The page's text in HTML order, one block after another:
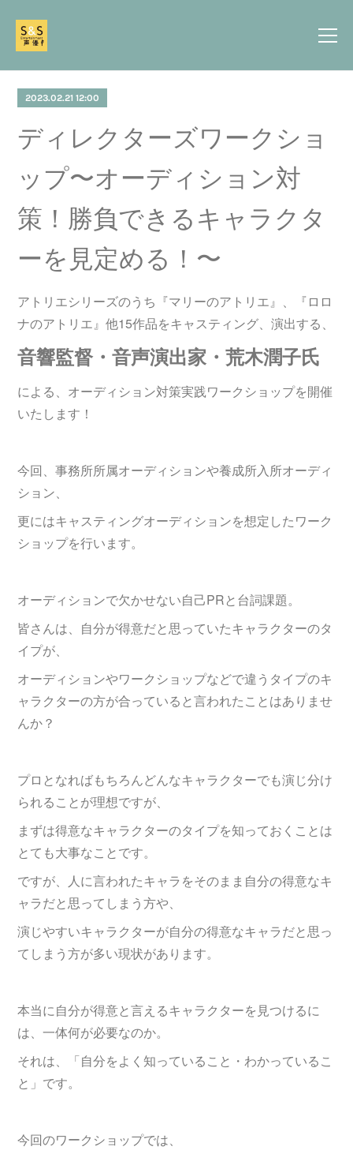
2023.02.21 12:00
ディレクターズワークショ
ップ〜オーディション対
策！勝負できるキャラクタ
ーを見定める！〜
アトリエシリーズのうち『マリーのアトリエ』、『ロロ
ナのアトリエ』他15作品をキャスティング、演出する、
音響監督・音声演出家・荒木潤子氏
による、オーディション対策実践ワークショップを開催
いたします！
今回、事務所所属オーディションや養成所入所オーディ
ション、
更にはキャスティングオーディションを想定したワーク
ショップを行います。
オーディションで欠かせない自己PRと台詞課題。
皆さんは、自分が得意だと思っていたキャラクターのタ
イプが、
オーディションやワークショップなどで違うタイプのキ
ャラクターの方が合っていると言われたことはありませ
んか？
プロとなればもちろんどんなキャラクターでも演じ分け
られることが理想ですが、
まずは得意なキャラクターのタイプを知っておくことは
とても大事なことです。
ですが、人に言われたキャラをそのまま自分の得意なキ
ャラだと思ってしまう方や、
演じやすいキャラクターが自分の得意なキャラだと思っ
てしまう方が多い現状があります。
本当に自分が得意と言えるキャラクターを見つけるに
は、一体何が必要なのか。
それは、「自分をよく知っていること・わかっているこ
と」です。
今回のワークショップでは、